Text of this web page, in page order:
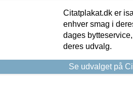
Citatplakat.dk er
enhver smag i
dages
deres udvalg.
Se udvalget på